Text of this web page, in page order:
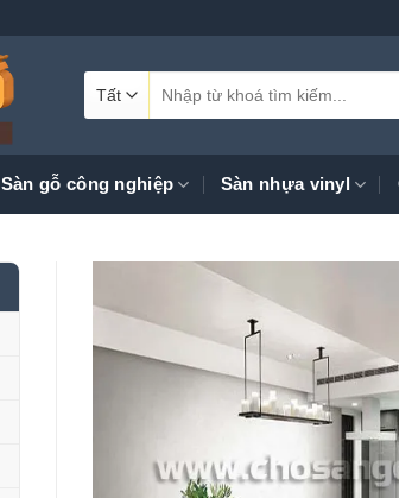
kiếm:
Sàn gỗ công nghiệp Sàn nhựa vinyl